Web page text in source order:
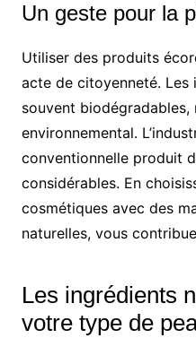
Un geste pour la
Utiliser des produits
acte de citoyenneté. Les
souvent biodégradables,
environnemental.
conventionnelle produit
considérables. En
cosmétiques avec des
naturelles, vous
Les ingrédients
votre type de